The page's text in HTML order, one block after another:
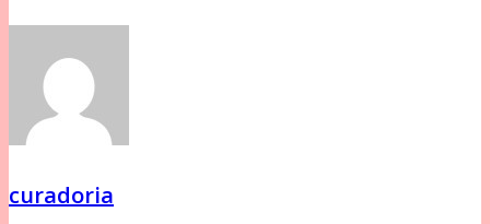
curadoria